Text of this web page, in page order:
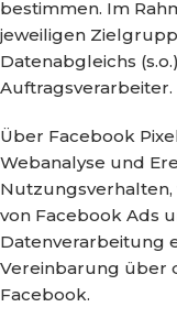
bestimmen. Im
jeweiligen
Datenabgleichs
Auftragsverarbeiter.
Über Facebook
Webanalyse und
Nutzungsverhalten,
von Facebook Ads
Datenverarbeitung
Vereinbarung über
Facebook.